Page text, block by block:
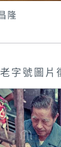
隆
字號圖片